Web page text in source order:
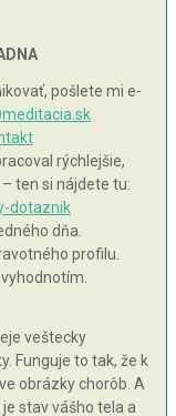
pošlete mi e-
rýchlejšie,
ten si nájdete tu:
dotaznik
dňa.
profilu.
veštecky
Funguje to tak, že k
obrázky chorôb. A
stav vášho tela a